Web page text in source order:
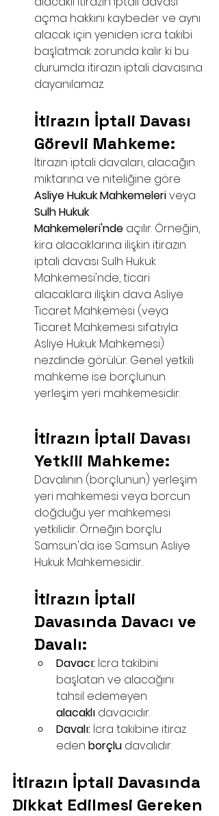
açma hakkını kaybeder ve aynı
alacak için yeniden icra takibi
başlatmak zorunda kalır ki bu
durumda itirazın iptali davasına
dayanılamaz.
İtirazın İptali Davası
Görevli Mahkeme:
İtirazın iptali davaları, alacağın
miktarına ve niteliğine göre
Asliye Hukuk Mahkemeleri veya
Sulh Hukuk
Mahkemeleri'nde açılır. Örneğin,
kira alacaklarına ilişkin itirazın
iptali davası Sulh Hukuk
Mahkemesi'nde, ticari
alacaklara ilişkin dava Asliye
Ticaret Mahkemesi (veya
Ticaret Mahkemesi sıfatıyla
Asliye Hukuk Mahkemesi)
nezdinde görülür. Genel yetkili
mahkeme ise borçlunun
yerleşim yeri mahkemesidir.
İtirazın İptali Davası
Yetkili Mahkeme:
Davalının (borçlunun) yerleşim
yeri mahkemesi veya borcun
doğduğu yer mahkemesi
yetkilidir. Örneğin borçlu
Samsun'da ise Samsun Asliye
Hukuk Mahkemesidir.
İtirazın İptali
Davasında Davacı ve
Davalı:
Davacı: İcra takibini
başlatan ve alacağını
tahsil edemeyen
alacaklı davacıdır.
Davalı: İcra takibine itiraz
eden borçlu davalıdır.
İtirazın İptali Davasında
Dikkat Edilmesi Gereken